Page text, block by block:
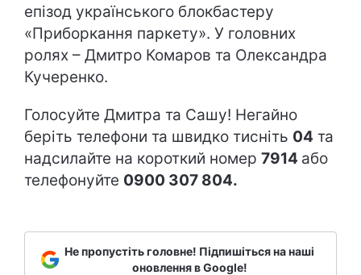
епізод українського блокбастеру
«Приборкання паркету». У головних
ролях – Дмитро Комаров та Олександра
Кучеренко.
Голосуйте Дмитра та Сашу! Негайно
беріть телефони та швидко тисніть 04 та
надсилайте на короткий номер 7914 або
телефонуйте 0900 307 804.
Не пропустіть головне! Підпишіться на наші
оновлення в Google!